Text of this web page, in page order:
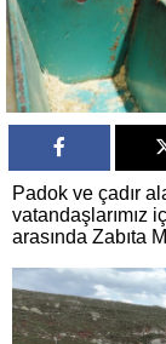
Padok ve çadır
vatandaşlarımız
arasında Zabıta